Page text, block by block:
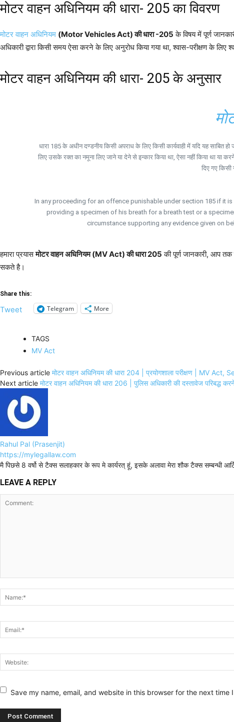
मोटर वाहन अधिनियम की धारा- 205 का विवरण
मोटर वाहन अधिनियम (Motor Vehicles Act) की धारा -205 के विषय में पूर्ण
अधिकारी द्वारा किसी समय ऐसा करने के लिए अनुरोध किया गया था, श्वास-परीक्षण के
मोटर वाहन अधिनियम की धारा- 205 के अनुसार
धारा 185 के अधीन दण्डनीय किसी अपराध के लिए किसी कार्यवाही में यदि यह साबित
लिए उसके रक्त का नमूना लिए जाने या देने से इन्कार किया था, ऐसा नहीं किया था
दिए गए किसी
In any proceeding for an offence punishable under section 185 if it
providing a specimen of his breath for a breath test or a
circumstance supporting any evidence given on
हमारा प्रयासमोटर वाहन अधिनियम (MV Act) की धारा 205 की पूर्ण जानकारी, आप
सकते है।
Share this:
Tweet Telegram More
TAGS
MV Act
Previous article मोटर वाहन अधिनियम की धारा 204 | प्रयोगशाला परीक्षण | MV
Next article मोटर वाहन अधिनियम की धारा 206 | पुलिस अधिकारी की दस्तावेज
Rahul Pal (Prasenjit)
https://mylegallaw.com
मै पिछसे 8 वर्षो से टैक्स सलाहकार के रूप मे कार्यरत् हूं, इसके अलावा मेरा शौक टैक्स सम्बन्धी
LEAVE A REPLY
Save my name, email, and website in this browser for the next time